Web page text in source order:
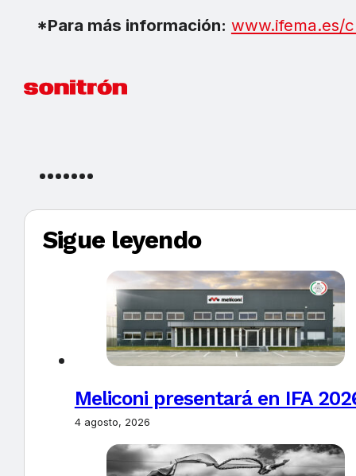
*Para más información: www.ifema.es/
Sigue leyendo
Meliconi presentará en IFA
4 agosto, 2026